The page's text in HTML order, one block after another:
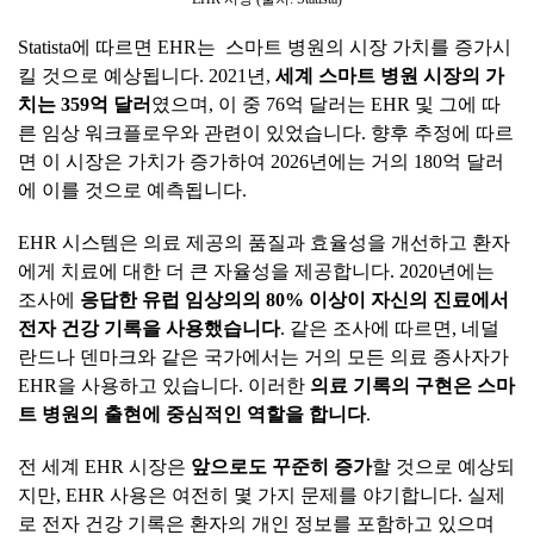
Statista에 따르면 EHR는 스마트 병원의 시장 가치를 증가시
킬 것으로 예상됩니다. 2021년, 세계 스마트 병원 시장의 가
치는 359억 달러 였으며, 이 중 76억 달러는 EHR 및 그에 따
른 임상 워크플로우와 관련이 있었습니다. 향후 추정에 따르
면 이 시장은 가치가 증가하여 2026년에는 거의 180억 달러
에 이를 것으로 예측됩니다.
EHR 시스템은 의료 제공의 품질과 효율성을 개선하고 환자
에게 치료에 대한 더 큰 자율성을 제공합니다. 2020년에는
조사에 응답한 유럽 임상의의 80% 이상이 자신의 진료에서
전자 건강 기록을 사용했습니다. 같은 조사에 따르면, 네덜
란드나 덴마크와 같은 국가에서는 거의 모든 의료 종사자가
EHR을 사용하고 있습니다. 이러한 의료 기록의 구현은 스마
트 병원의 출현에 중심적인 역할을 합니다.
전 세계 EHR 시장은 앞으로도 꾸준히 증가할 것으로 예상되
지만, EHR 사용은 여전히 몇 가지 문제를 야기합니다. 실제
로 전자 건강 기록은 환자의 개인 정보를 포함하고 있으며